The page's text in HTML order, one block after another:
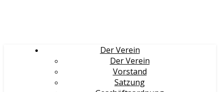
Der Verein
Der Verein
Vorstand
Satzung